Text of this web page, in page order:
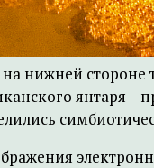
нижней стороне
янтаря –